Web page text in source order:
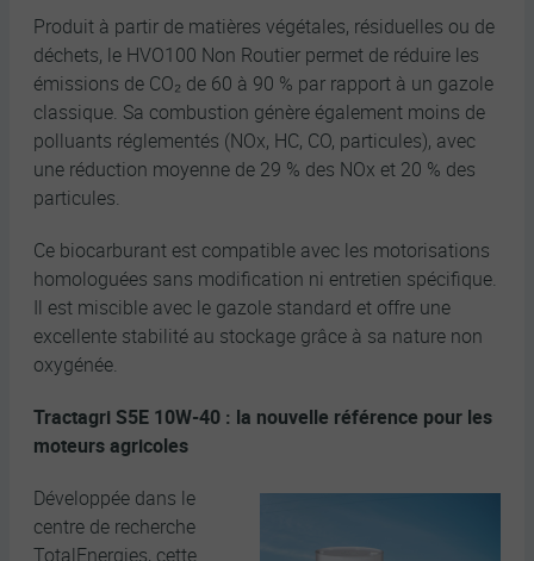
Produit à partir de matières végétales, résiduelles ou de
déchets, le HVO100 Non Routier permet de réduire les
émissions de CO₂ de 60 à 90 % par rapport à un gazole
classique. Sa combustion génère également moins de
polluants réglementés (NOx, HC, CO, particules), avec
une réduction moyenne de 29 % des NOx et 20 % des
particules.
Ce biocarburant est compatible avec les motorisations
homologuées sans modification ni entretien spécifique.
Il est miscible avec le gazole standard et offre une
excellente stabilité au stockage grâce à sa nature non
oxygénée.
Tractagri S5E 10W-40 : la nouvelle référence pour les
moteurs agricoles
Développée dans le
centre de recherche
TotalEnergies, cette